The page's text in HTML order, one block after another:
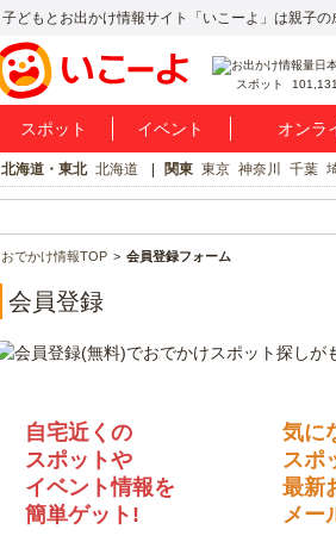
子どもとお出かけ情報サイト「いこーよ」は親子の
スポット
スポット イベント オンラ
北海道・東北 北海道 関東 東京 神奈川 千葉
おでかけ情報TOP 会員登録フォーム
会員登録
自宅近くの
スポットや
イベント情報を
簡単ゲット!
気に
スポ
最新
メー